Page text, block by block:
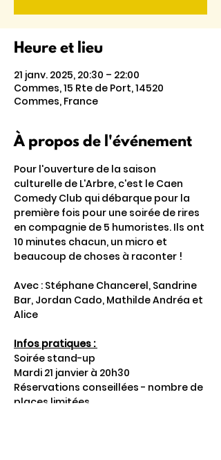
Heure et lieu
21 janv. 2025, 20:30 – 22:00
Commes, 15 Rte de Port, 14520
Commes, France
À propos de l'événement
Pour l'ouverture de la saison
culturelle de L'Arbre, c'est le Caen
Comedy Club qui débarque pour la
première fois pour une soirée de rires
en compagnie de 5 humoristes. Ils ont
10 minutes chacun, un micro et
beaucoup de choses à raconter !
Avec : Stéphane Chancerel, Sandrine
Bar, Jordan Cado, Mathilde Andréa et
Alice
Infos pratiques :
Soirée stand-up
Mardi 21 janvier à 20h30
Réservations conseillées - nombre de
places limitées